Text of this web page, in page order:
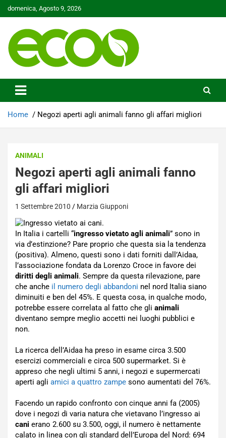
Skip
to
domenica, Agosto 9, 2026
Ecoo.it
Home Negozi aperti agli animali fanno gli affari migliori
ANIMALI
Negozi aperti agli animali fanno
gli affari migliori
1 Settembre 2010 Marzia Giupponi
In Italia i cartelli “ingresso vietato agli animali” sono in
via d’estinzione? Pare proprio che questa sia la tendenza
(positiva). Almeno, questi sono i dati forniti dall’Aidaa,
l’associazione fondata da Lorenzo Croce in favore dei
diritti degli animali. Sempre da questa rilevazione, pare
che anche il numero degli abbandoni nel nord Italia siano
diminuiti e ben del 45%. E questa cosa, in qualche modo,
potrebbe essere correlata al fatto che gli animali
diventano sempre meglio accetti nei luoghi pubblici e
non.
La ricerca dell’Aidaa ha preso in esame circa 3.500
esercizi commerciali e circa 500 supermarket. Si è
appreso che negli ultimi 5 anni, i negozi e supermercati
aperti agli amici a quattro zampe sono aumentati del 76%.
Facendo un rapido confronto con cinque anni fa (2005)
dove i negozi di varia natura che vietavano l’ingresso ai
cani erano 2.600 su 3.500, oggi, il numero è nettamente
calato in linea con gli standard dell’Europa del Nord: 694